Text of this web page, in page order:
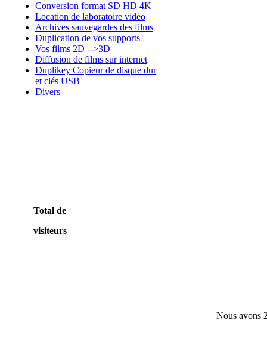
Nous avons
Total de
visiteurs
Conversion format SD HD 4K
Location de laboratoire vidéo
Archives sauvegardes des films
Duplication de vos supports
Vos films 2D -->3D
Diffusion de films sur internet
Duplikey Copieur de disque dur
et clés USB
Divers